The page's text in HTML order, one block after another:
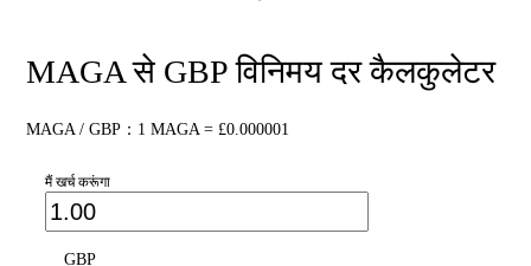
MAGA से GBP विनिमय दर कैलकुलेटर
MAGA / GBP：1 MAGA = £0.000001
मैं खर्च करूंगा
GBP